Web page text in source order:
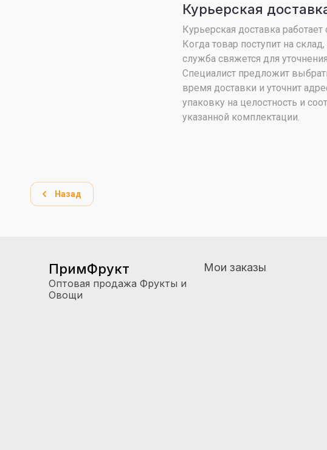
Курьерская
Курьерская доставка работает
Когда товар поступит на
служба свяжется для
Специалист предложит
время доставки и уточнит
упаковку на целостность и
указанной комплектации.
Назад
ПримФрукт
Оптовая продажа Фрукты и
Овощи
Мои заказы